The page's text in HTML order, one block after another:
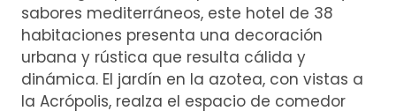
sabores mediterráneos, este hotel de 38
habitaciones presenta una decoración
urbana y rústica que resulta cálida y
dinámica. El jardín en la azotea, con vistas a
la Acrópolis, realza el espacio de comedor